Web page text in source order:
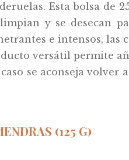
Esta bolsa de
y se desecan
e intensos,
versátil permite
se aconseja
(125 G)